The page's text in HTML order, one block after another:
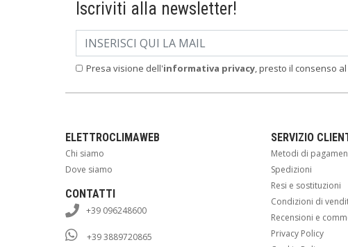
Iscriviti alla newsletter!
Presa visione dell'informativa privacy, presto il consenso
ELETTROCLIMAWEB
Chi siamo
Dove siamo
CONTATTI
+39 096248600
+39 3889720865
SERVIZIO
Metodi di
Spedizioni
Resi e sostituzioni
Condizioni di
Recensioni e
Privacy Policy